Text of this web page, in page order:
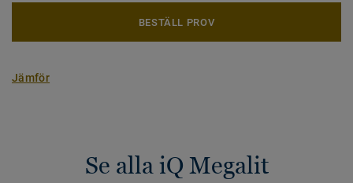
BESTÄLL PROV
Jämför
Se alla iQ Megalit